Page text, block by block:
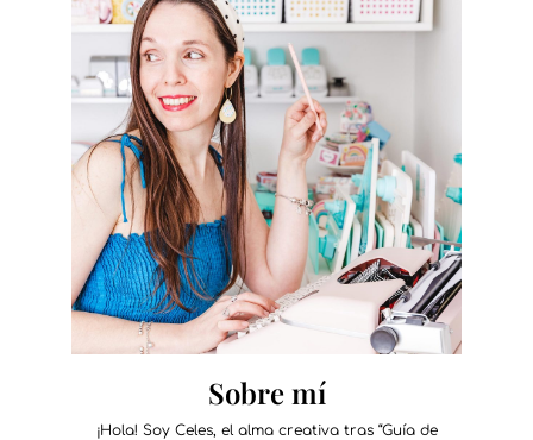
Sobre mí
¡Hola! Soy Celes, el alma creativa tras “Guía de